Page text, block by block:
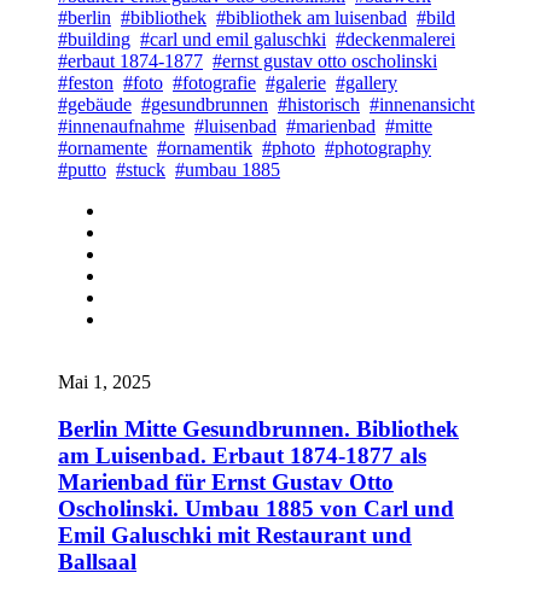
#berlin #bibliothek #bibliothek am luisenbad #bild
#building #carl und emil galuschki #deckenmalerei
#erbaut 1874-1877 #ernst gustav otto oscholinski
#feston #foto #fotografie #galerie #gallery
#gebäude #gesundbrunnen #historisch #innenansicht
#innenaufnahme #luisenbad #marienbad #mitte
#ornamente #ornamentik #photo #photography
#putto #stuck #umbau 1885
Mai 1, 2025
Berlin Mitte Gesundbrunnen. Bibliothek
am Luisenbad. Erbaut 1874-1877 als
Marienbad für Ernst Gustav Otto
Oscholinski. Umbau 1885 von Carl und
Emil Galuschki mit Restaurant und
Ballsaal